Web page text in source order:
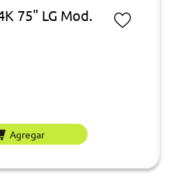
75" LG Mod.
Agregar